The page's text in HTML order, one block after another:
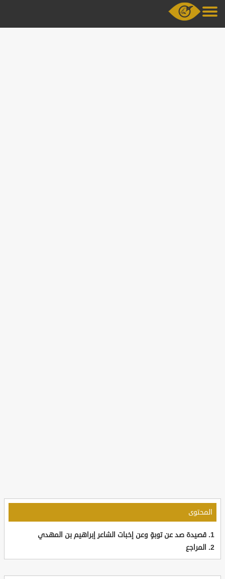
المحتوى
قصيدة صد عن توبةٍ وعن إخبات الشاعر إبراهيم بن المهدي
المراجع